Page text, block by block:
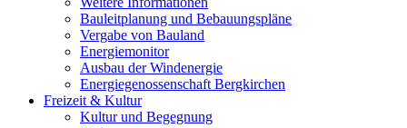
Bauleitplanung und Bebauungspläne
Vergabe von Bauland
Energiemonitor
Ausbau der Windenergie
Energiegenossenschaft Bergkirchen
Freizeit & Kultur
Kultur und Begegnung